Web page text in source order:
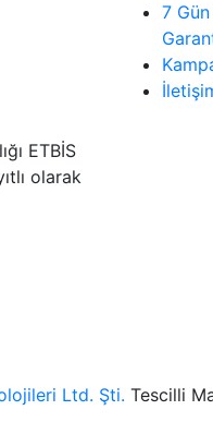
ETBİS
olarak
7
Ltd. Şti. Tescilli